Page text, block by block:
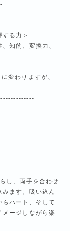
る力＞
知的、変換力、
変わりますが、
し、両手を合わせ
ます。吸い込ん
ハート、そして
ージしながら楽